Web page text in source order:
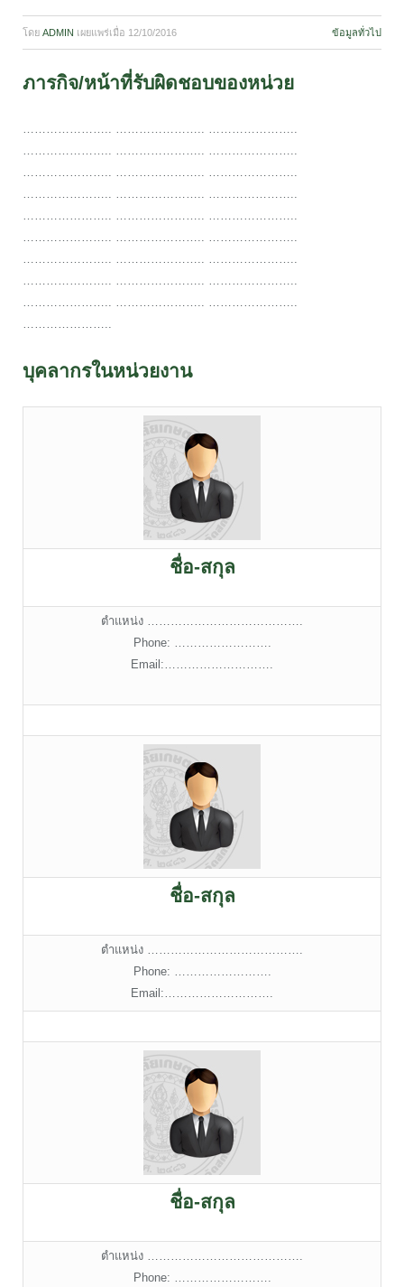
โดย ADMIN เผยแพร่เมื่อ 12/10/2016 ข้อมูลทั่วไป
ภารกิจ/หน้าที่รับผิดชอบของหน่วย
………………….. ………………….. …………………..
………………….. ………………….. …………………..
………………….. ………………….. …………………..
………………….. ………………….. …………………..
………………….. ………………….. …………………..
………………….. ………………….. …………………..
………………….. ………………….. …………………..
………………….. ………………….. …………………..
………………….. ………………….. …………………..
…………………..
บุคลากรในหน่วยงาน
ชื่อ-สกุล
ตำแหน่ง ………………………………….
Phone: …………………….
Email:……………………….
ชื่อ-สกุล
ตำแหน่ง ………………………………….
Phone: …………………….
Email:……………………….
ชื่อ-สกุล
ตำแหน่ง ………………………………….
Phone: …………………….